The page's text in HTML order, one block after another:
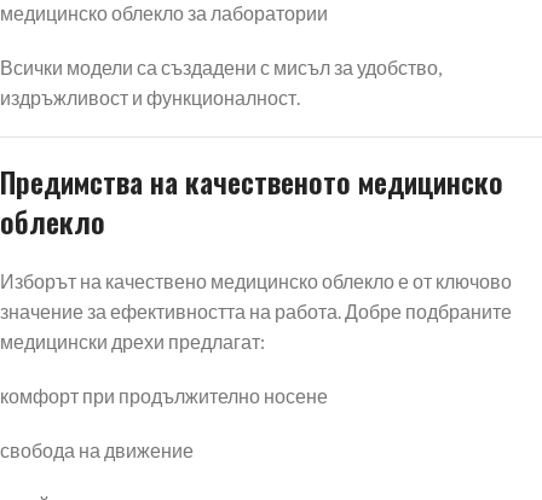
медицинско облекло за лаборатории
Всички модели са създадени с мисъл за удобство,
издръжливост и функционалност.
Предимства на качественото медицинско
облекло
Изборът на качествено медицинско облекло е от ключово
значение за ефективността на работа. Добре подбраните
медицински дрехи предлагат:
комфорт при продължително носене
свобода на движение